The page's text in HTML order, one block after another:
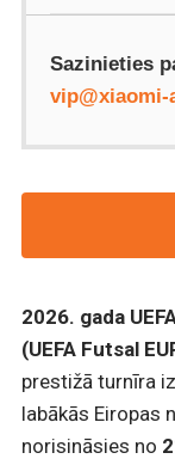
Sazinieties
vip@xiaomi-
2026. gada
(UEFA Futsal
prestižā turnīra
labākās Eiropas
norisināsies no